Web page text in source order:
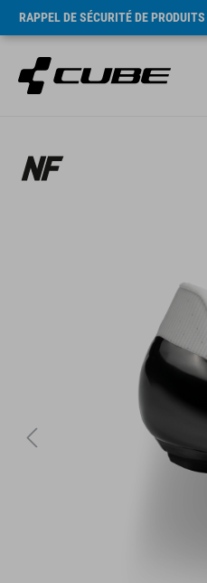
RAPPEL DE SÉCURITÉ DE PRODUITS